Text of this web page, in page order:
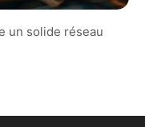
un solide réseau